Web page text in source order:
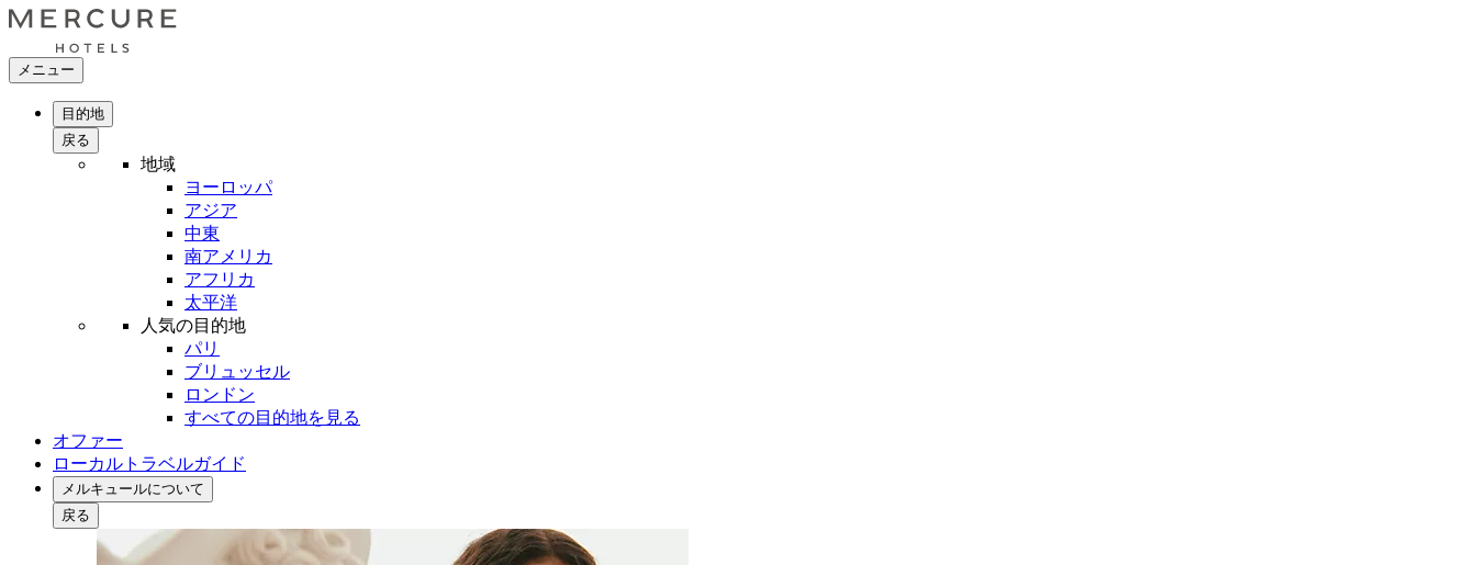
メニュー
目的地
戻る
地域
ヨーロッパ
アジア
中東
南アメリカ
アフリカ
太平洋
人気の目的地
パリ
ブリュッセル
ロンドン
すべての目的地を見る
オファー
ローカルトラベルガイド
メルキュールについて
戻る